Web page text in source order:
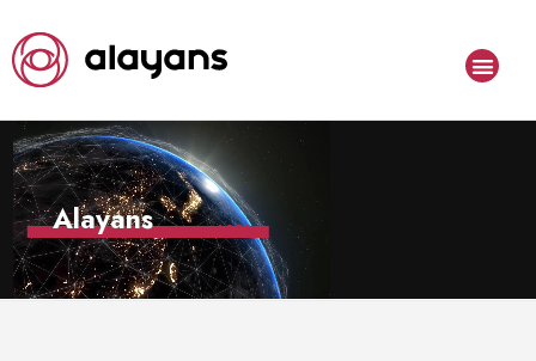
100%
Alayans